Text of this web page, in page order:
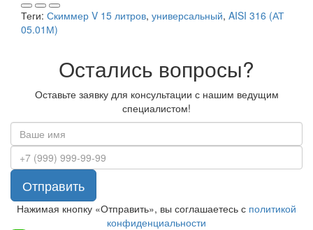
Теги: Скиммер V 15 литров, универсальный, AISI 316 (АТ
05.01М)
Остались вопросы?
Оставьте заявку для консультации с нашим ведущим
специалистом!
Отправить
Нажимая кнопку «Отправить», вы соглашаетесь с политикой
конфиденциальности